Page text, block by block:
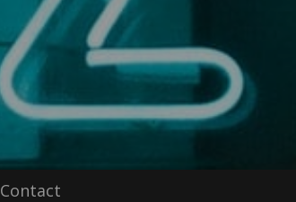
Contact